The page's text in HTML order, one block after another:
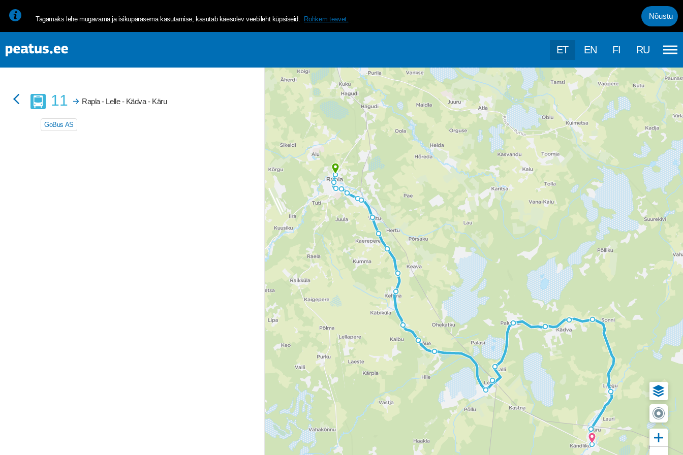
<p><span style="font-size: 10pt; line-height: 107%; font-family: helvetica, arial, sans-serif;">Tagamaks lehe mugavama ja isikup&auml;rasema kasutamise, kasutab k&auml;esolev veebileht
Tagamaks lehe mugavama ja isikupärasema kasutamise, kasutab käesolev veebileht küpsiseid. Rohkem teavet. Nõustu
ET EN FI RU
Buss
11 Rapla - Lelle - Kädva - Käru
GoBus AS